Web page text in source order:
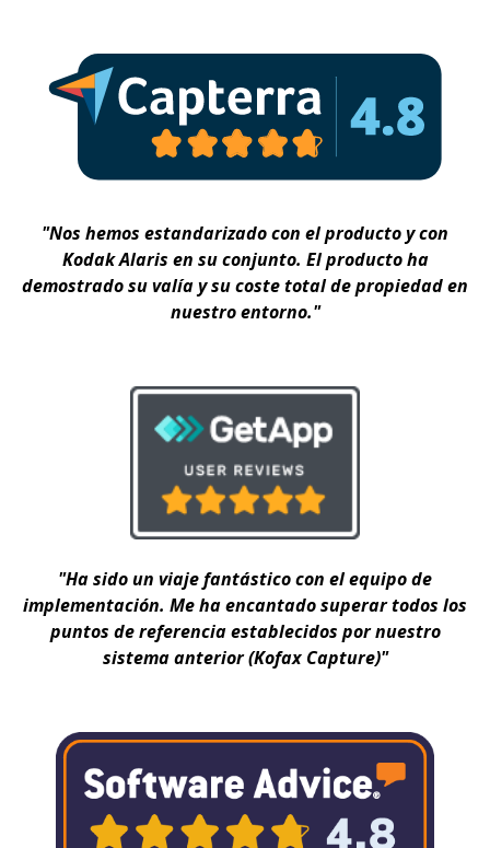
"Nos hemos estandarizado con el producto y con
Kodak Alaris en su conjunto. El producto ha
demostrado su valía y su coste total de propiedad en
nuestro entorno."
"Ha sido un viaje fantástico con el equipo de
implementación. Me ha encantado superar todos los
puntos de referencia establecidos por nuestro
sistema anterior (Kofax Capture)"